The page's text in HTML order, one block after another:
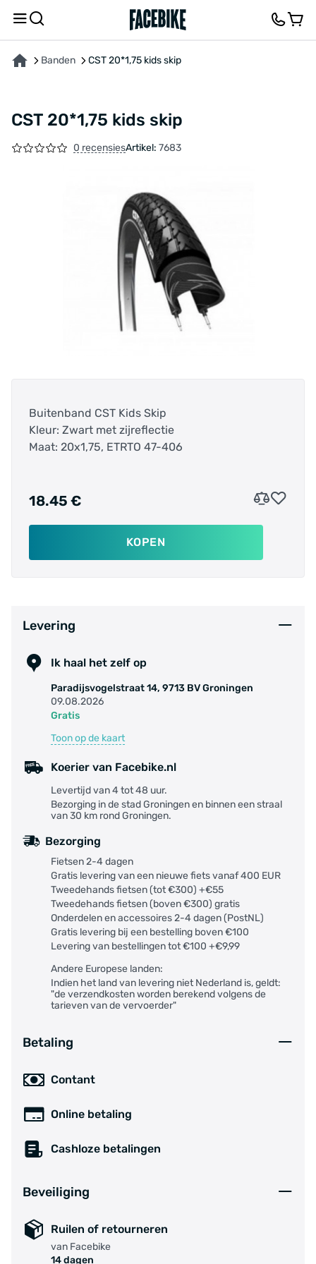
Banden CST 20*1,75 kids skip
CST 20*1,75 kids skip
0 recensiesArtikel: 7683
Buitenband CST Kids Skip
Kleur: Zwart met zijreflectie
Maat: 20x1,75, ETRTO 47-406
18.45 €
KOPEN
Levering
Ik haal het zelf op
Paradijsvogelstraat 14, 9713 BV Groningen
09.08.2026
Gratis
Toon op de kaart
Koerier van Facebike.nl
Levertijd van 4 tot 48 uur.
Bezorging in de stad Groningen en binnen een straal
van 30 km rond Groningen.
Bezorging
Fietsen 2-4 dagen
Gratis levering van een nieuwe fiets vanaf 400 EUR
Tweedehands fietsen (tot €300) +€55
Tweedehands fietsen (boven €300) gratis
Onderdelen en accessoires 2-4 dagen (PostNL)
Gratis levering bij een bestelling boven €100
Levering van bestellingen tot €100 +€9,99
Andere Europese landen:
Indien het land van levering niet Nederland is, geldt:
"de verzendkosten worden berekend volgens de
tarieven van de vervoerder"
Betaling
Contant
Online betaling
Cashloze betalingen
Beveiliging
Ruilen of retourneren
van Facebike
14 dagen
OVER HET PRODUCT FEEDBACK EN VRAGEN